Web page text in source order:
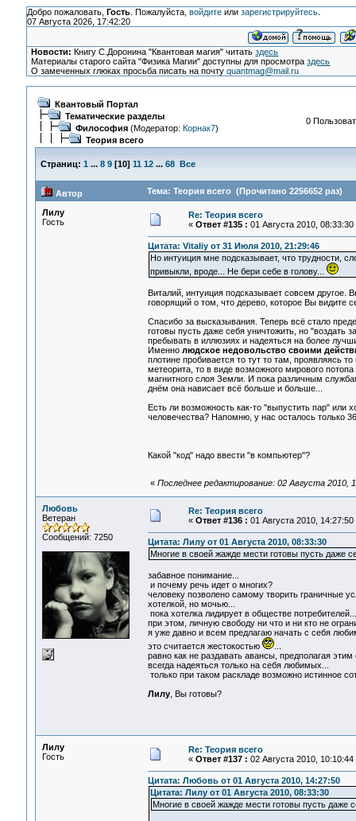
Добро пожаловать, Гость. Пожалуйста, войдитеили зарегистрируйтесь.
07 Августа 2026, 17:42:20
Новости: Книгу С.Доронина "Квантовая магия" читатьздесь
Материалы старого сайта "Физика Магии" доступны для просмотраздесь
О замеченных глюках просьба писать на почтуquantmag@mail.ru
Квантовый Портал
Тематические разделы
Философия(Модератор: Корнак7)
Теория всего
0
Страниц: 1 ... 8 9[10] 11 12 ... 68 Все
Автор Тема: Теория всего (Прочитано 2256652 раз)
Лилу
Гость
Re: Теория всего
« Ответ #135 : 01 Августа 2010, 08:33:30
Цитата: Vitaliy от 31 Июля 2010, 21:29:46
Но интуиция мне подсказывает, что трудности,
привыкли, вроде... Не бери себе в голову...
Виталий, интуиция подсказывает совсем другое.
говорящий о том, что дерево, которое Вы видите
Спасибо за высказывания. Теперь всё стало
готовы пусть даже себя уничтожить, но "воздать
пребывать в иллюзиях и надеяться на более
Именно людское недовольство своими
плотине пробивается то тут то там, проявляясь
метеорита, то в виде возможного мирового
магнитного слоя Земли. И пока различным
днём она нависает всё больше и больше...
Есть ли возможность как-то "выпустить пар" или
человечества? Напомню, у нас осталось только
Какой "код" надо ввести "в компьютер"?
« Последнее редактирование: 02 Августа 2010,
Любовь
Ветеран
Сообщений: 7250
Re: Теория всего
« Ответ #136 : 01 Августа 2010, 14:27:50
Цитата: Лилу от 01 Августа 2010, 08:33:30
Многие в своей жажде мести готовы пусть даже
забавное понимание...
и почему речь идет о многих?
человеку позволено самому творить граничные
хотелкой, но мочью...
пока хотелка лидирует в обществе
при этом, личную свободу ни что и ни кто не
я уже давно и всем предлагаю начать с себя
это считается жестокостью
...
равно как не раздавать авансы, предполагая
всегда надеяться только на себя любимых...
только при таком раскладе возможно истинное
Лилу, Вы готовы?
Лилу
Гость
Re: Теория всего
« Ответ #137 : 02 Августа 2010, 10:10:44
Цитата: Любовь от 01 Августа 2010, 14:27:50
Цитата: Лилу от 01 Августа 2010, 08:33:30
Многие в своей жажде мести готовы пусть даже